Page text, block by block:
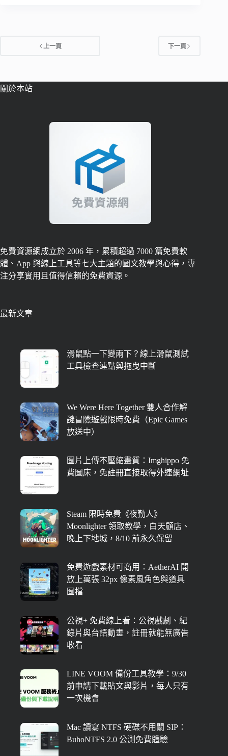
上一頁 下一頁
關於本站
免費資源網成立於 2006 年，累積超過 7000 篇免費軟
體、App 與線上工具等七大主題的圖文教學與心得，專
注分享實用且值得信賴的免費資源。
最新文章
滑鼠點一下變兩下？線上滑鼠測試
工具檢查連點與拖曳中斷
We Were Here Together 雙人合作解
謎冒險遊戲限時免費（Epic Games
放送中）
圖片上傳不壓縮畫質：Imghippo 免
費圖床，免註冊直接取得外連網址
Steam 限時免費《夜勤人》
Moonlighter 領取教學，白天顧店、
晚上下地城，8/10 前永久保留
免費遊戲素材可商用：AetherAI 開
放上萬張 32px 像素風角色與道具
圖檔
公視+ 免費線上看：公視戲劇、紀
錄片與台語動畫，註冊就能無廣告
收看
LINE VOOM 備份工具教學：9/30
前申請下載貼文與影片，每人只有
一次機會
Mac 讀寫 NTFS 硬碟不用關 SIP：
BuhoNTFS 2.0 公測免費體驗